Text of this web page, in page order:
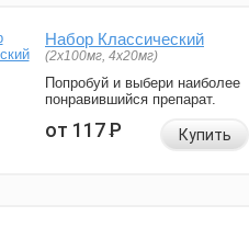
Набор Классический
(2x100мг, 4x20мг)
Попробуй и выбери наиболее
понравившийся препарат.
от 117Р Купить